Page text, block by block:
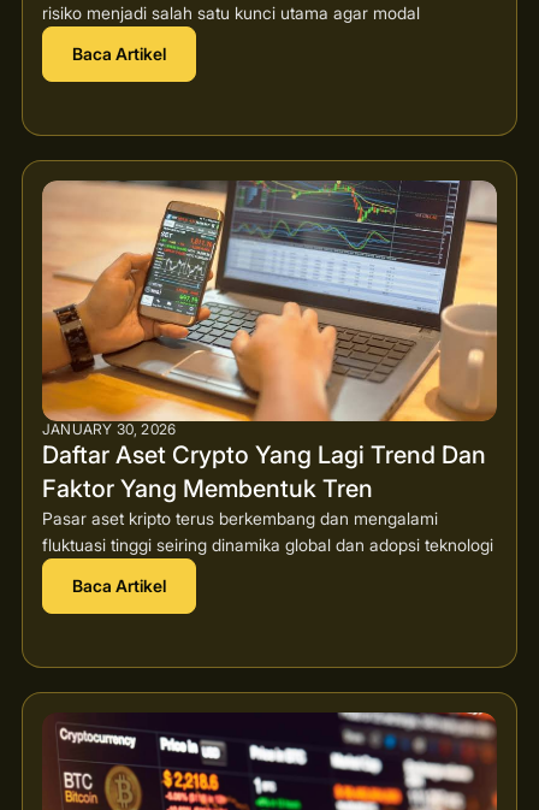
risiko menjadi salah satu kunci utama agar modal
Baca Artikel
JANUARY 30, 2026
Daftar Aset Crypto Yang Lagi Trend Dan
Faktor Yang Membentuk Tren
Pasar aset kripto terus berkembang dan mengalami
fluktuasi tinggi seiring dinamika global dan adopsi teknologi
Baca Artikel